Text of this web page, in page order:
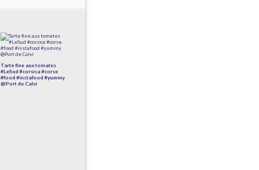
Tarte fine aux tomates
#LeSud #corsica #corse
#food #instafood #yummy
@Port de Calvi